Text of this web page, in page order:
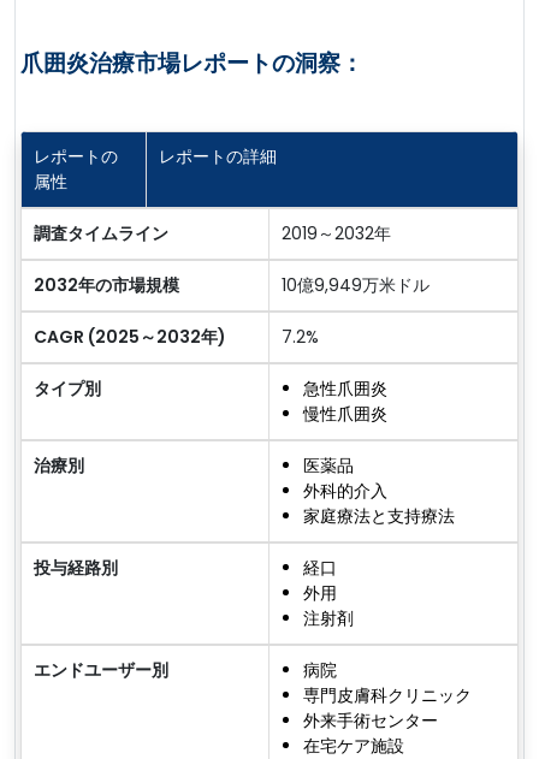
爪囲炎治療市場レポートの洞察：
レポートの
属性
レポートの詳細
調査タイムライン 2019～2032年
2032年の市場規模 10億9,949万米ドル
CAGR (2025～2032年) 7.2%
タイプ別
急性爪囲炎
慢性爪囲炎
治療別
医薬品
外科的介入
家庭療法と支持療法
投与経路別
経口
外用
注射剤
エンドユーザー別
病院
専門皮膚科クリニック
外来手術センター
在宅ケア施設